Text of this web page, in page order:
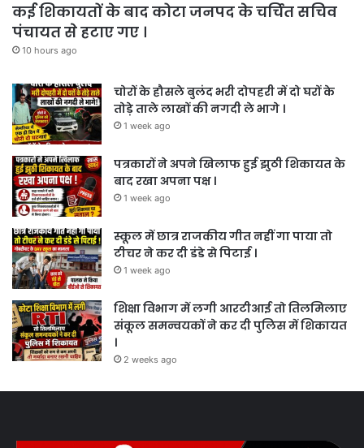
कई शिकायतों के बाद कोटा जनपद के चर्चित सचिव
पंचायत से हटाए गए ।
10 hours ago
चोरों के हौसले बुलंद भरी दोपहरी में दो घरों के
तोड़े ताले लाखों की नगदी ले भागे ।
1 week ago
पत्रकारों ने अपने खिलाफ हुई झुठी शिकायत के
बाद रखा अपना पक्ष ।
1 week ago
स्कूल में छात्र राजकीय गीत नहीं गा पाया तो
टीचर ने कर दी डंडे से पिटाई ।
1 week ago
शिक्षा विभाग में लगी आरटीआई तो तिलमिलाए
संकूल समन्वयकों ने कर दी पुलिस में शिकायत
।
2 weeks ago